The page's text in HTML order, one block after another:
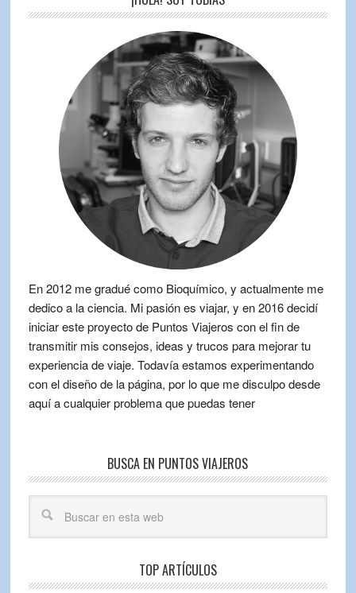
En 2012 me gradué como Bioquímico, y actualmente me
dedico a la ciencia. Mi pasión es viajar, y en 2016 decidí
iniciar este proyecto de Puntos Viajeros con el fin de
transmitir mis consejos, ideas y trucos para mejorar tu
experiencia de viaje. Todavía estamos experimentando
con el diseño de la página, por lo que me disculpo desde
aquí a cualquier problema que puedas tener
BUSCA EN PUNTOS VIAJEROS
TOP ARTÍCULOS